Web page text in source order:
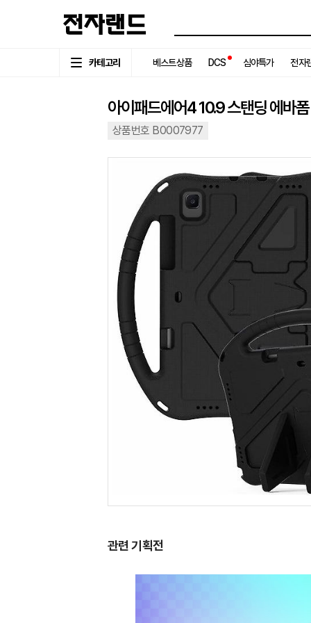
카테고리 베스트상품 DCS 심야특가 전자
아이패드에어4 10.9 스탠딩 에바
상품번호 B0007977
관련 기획전